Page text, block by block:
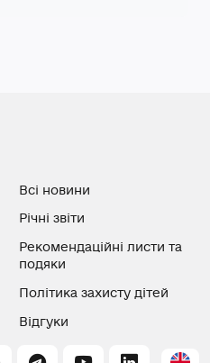
Всі новини
Річні звіти
Рекомендаційні листи та
подяки
Політика захисту дітей
Відгуки